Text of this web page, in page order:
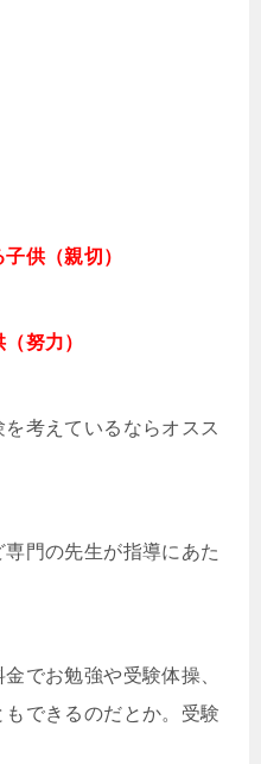
供（親切）
努力）
考えているならオスス
門の先生が指導にあた
でお勉強や受験体操、
できるのだとか。受験